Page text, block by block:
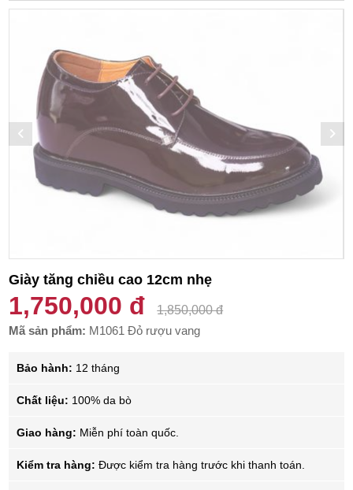
Giày tăng chiều cao 12cm nhẹ
1,750,000 đ
1,850,000 đ
Mã sản phẩm: M1061 Đỏ rượu vang
Bảo hành: 12 tháng
Chất liệu: 100% da bò
Giao hàng: Miễn phí toàn quốc.
Kiểm tra hàng: Được kiểm tra hàng trước khi thanh toán.